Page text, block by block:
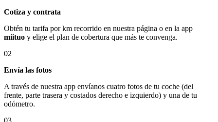
Cotiza y contrata
Obtén tu tarifa por km recorrido en nuestra página o en la app
miituo y elige el plan de cobertura que más te convenga.
02
Envía las fotos
A través de nuestra app envíanos cuatro fotos de tu coche (del
frente, parte trasera y costados derecho e izquierdo) y una de tu
odómetro.
03